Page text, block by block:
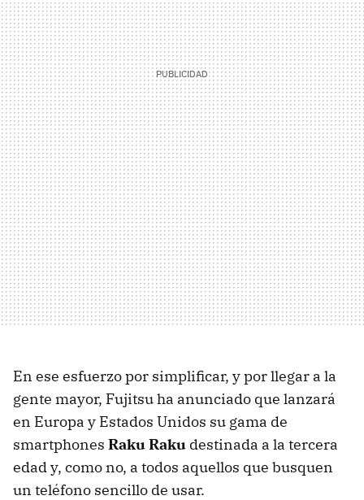
En ese esfuerzo por simplificar, y por llegar a la
gente mayor, Fujitsu ha anunciado que lanzará
en Europa y Estados Unidos su gama de
smartphones Raku Raku destinada a la tercera
edad y, como no, a todos aquellos que busquen
un teléfono sencillo de usar.